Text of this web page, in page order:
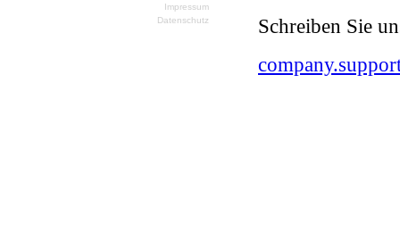
Impressum
Datenschutz
Schreiben Sie